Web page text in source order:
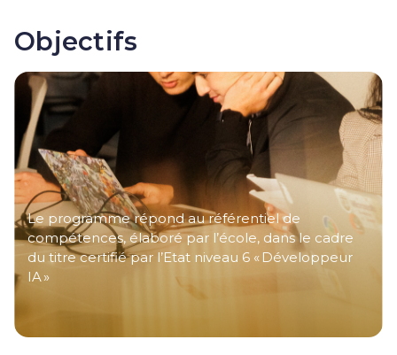
Objectifs
Le programme répond au référentiel de
compétences, élaboré par l’école, dans le cadre
du titre certifié par l’Etat niveau 6 « Développeur
IA »